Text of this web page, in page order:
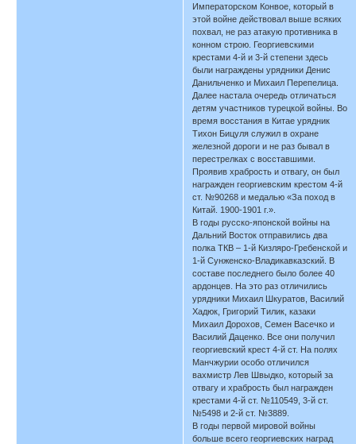
Императорском Конвое, который в
этой войне действовал выше всяких
похвал, не раз атакую противника в
конном строю. Георгиевскими
крестами 4-й и 3-й степени здесь
были награждены урядники Денис
Данильченко и Михаил Перепелица.
Далее настала очередь отличаться
детям участников турецкой войны. Во
время восстания в Китае урядник
Тихон Бицуля служил в охране
железной дороги и не раз бывал в
перестрелках с восставшими.
Проявив храбрость и отвагу, он был
награжден георгиевским крестом 4-й
ст. №90268 и медалью «За поход в
Китай. 1900-1901 г.».
В годы русско-японской войны на
Дальний Восток отправились два
полка ТКВ – 1-й Кизляро-Гребенской и
1-й Сунженско-Владикавказский. В
составе последнего было более 40
ардонцев. На это раз отличились
урядники Михаил Шкуратов, Василий
Хадюк, Григорий Тилик, казаки
Михаил Дорохов, Семен Васечко и
Василий Даценко. Все они получил
георгиевский крест 4-й ст. На полях
Манчжурии особо отличился
вахмистр Лев Швыдко, который за
отвагу и храбрость был награжден
крестами 4-й ст. №110549, 3-й ст.
№5498 и 2-й ст. №3889.
В годы первой мировой войны
больше всего георгиевских наград